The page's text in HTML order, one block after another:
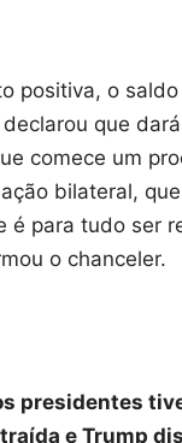
positiva, o
que
comece um
bilateral,
é para tudo ser
o chanceler.
presidentes
e Trump